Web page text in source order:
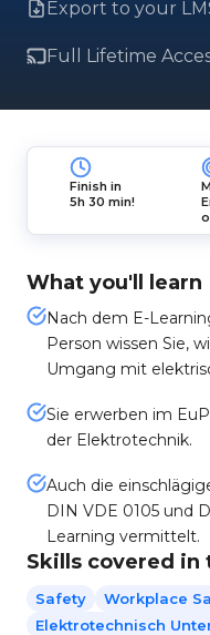
Export to your
Full Lifetime
Finish in
5h 30 min!
What you'll learn
Nach dem E-
Person wissen Sie,
Umgang mit
Sie erwerben im
der Elektrotechnik.
Auch die
DIN VDE 0105 und
Learning vermittelt.
Skills covered in
Safety Workplace
Elektrotechnisch